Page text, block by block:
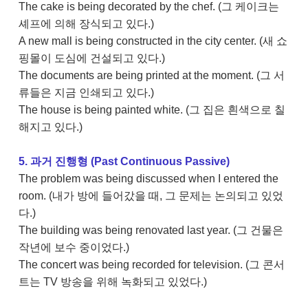
The cake is being decorated by the chef. (그 케이크는
셰프에 의해 장식되고 있다.)
A new mall is being constructed in the city center. (새 쇼
핑몰이 도심에 건설되고 있다.)
The documents are being printed at the moment. (그 서
류들은 지금 인쇄되고 있다.)
The house is being painted white. (그 집은 흰색으로 칠
해지고 있다.)
5. 과거 진행형 (Past Continuous Passive)
The problem was being discussed when I entered the
room. (내가 방에 들어갔을 때, 그 문제는 논의되고 있었
다.)
The building was being renovated last year. (그 건물은
작년에 보수 중이었다.)
The concert was being recorded for television. (그 콘서
트는 TV 방송을 위해 녹화되고 있었다.)